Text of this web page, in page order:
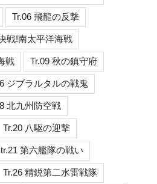
Tr.06 飛龍の反撃
戦!南太平洋海戦
戦 Tr.09 秋の鎮守府
ジブラルタルの戦鬼
北九州防空戦
Tr.20 八駆の迎撃
tr.21 第六艦隊の戦い
Tr.26 精鋭第二水雷戦隊